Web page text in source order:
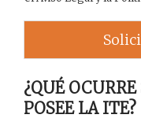
¿QUÉ
POSEE LA ITE?